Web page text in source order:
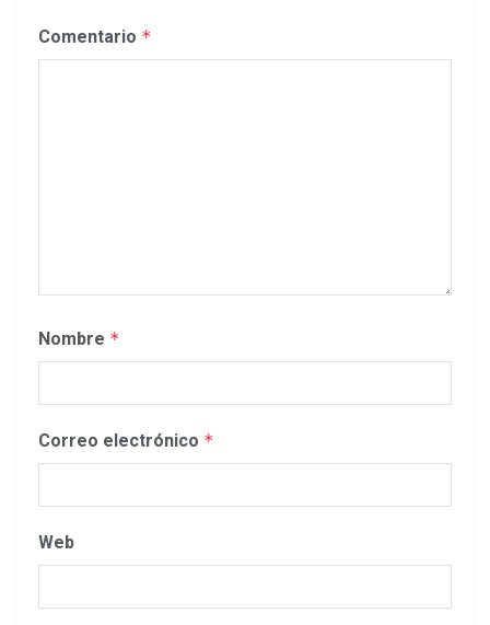
Comentario *
Nombre *
Correo electrónico *
Web